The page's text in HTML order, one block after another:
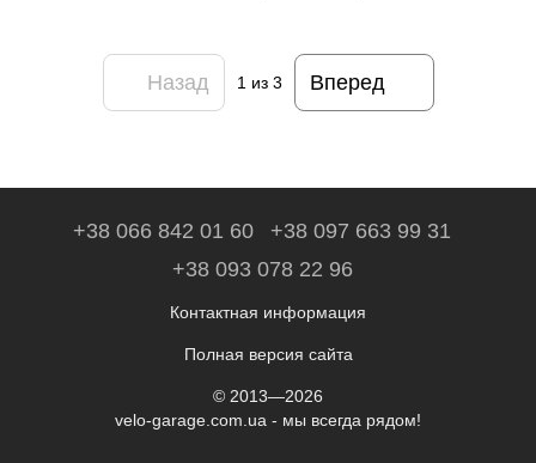
Назад 1 из 3 Вперед
+38 066 842 01 60
+38 097 663 99 31
+38 093 078 22 96
Контактная информация
Полная версия сайта
© 2013—2026
velo-garage.com.ua - мы всегда рядом!